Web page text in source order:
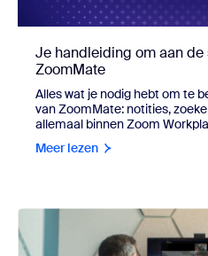
Je handleiding om aan
ZoomMate
Alles wat je nodig hebt om te
van ZoomMate: notities,
allemaal binnen Zoom
Meer lezen